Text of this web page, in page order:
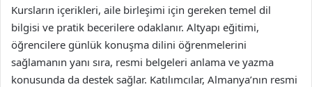
Kursların içerikleri, aile birleşimi için gereken temel dil
bilgisi ve pratik becerilere odaklanır. Altyapı eğitimi,
öğrencilere günlük konuşma dilini öğrenmelerini
sağlamanın yanı sıra, resmi belgeleri anlama ve yazma
konusunda da destek sağlar. Katılımcılar, Almanya’nın resmi